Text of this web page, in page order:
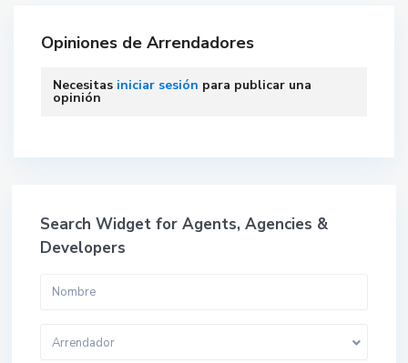
Opiniones de Arrendadores
Necesitas iniciar sesión para publicar una
opinión
Search Widget for Agents, Agencies &
Developers
Arrendador